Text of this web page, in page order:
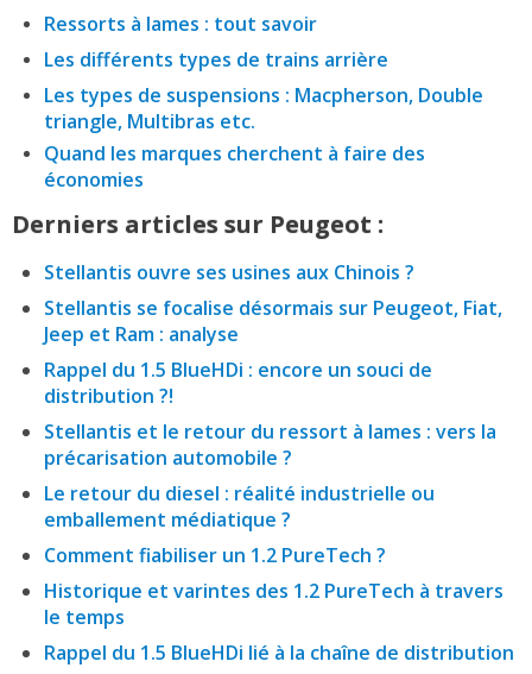
Ressorts à lames : tout savoir
Les différents types de trains arrière
Les types de suspensions : Macpherson, Double
triangle, Multibras etc.
Quand les marques cherchent à faire des
économies
Derniers articles sur Peugeot :
Stellantis ouvre ses usines aux Chinois ?
Stellantis se focalise désormais sur Peugeot, Fiat,
Jeep et Ram : analyse
Rappel du 1.5 BlueHDi : encore un souci de
distribution ?!
Stellantis et le retour du ressort à lames : vers la
précarisation automobile ?
Le retour du diesel : réalité industrielle ou
emballement médiatique ?
Comment fiabiliser un 1.2 PureTech ?
Historique et varintes des 1.2 PureTech à travers
le temps
Rappel du 1.5 BlueHDi lié à la chaîne de distribution